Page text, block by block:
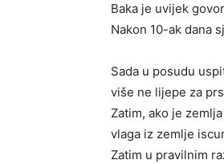
Baka je uvijek
Nakon 10-ak dana
Sada u posudu
više ne lijepe za
Zatim, ako je
vlaga iz zemlje
Zatim u pravilnim